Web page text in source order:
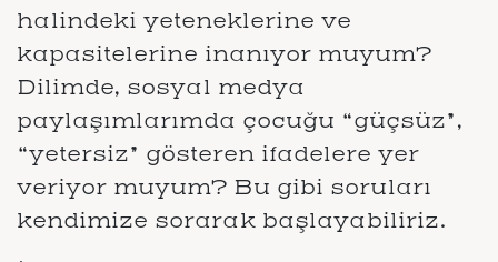
halindeki yeteneklerine ve
kapasitelerine inanıyor muyum?
Dilimde, sosyal medya
paylaşımlarımda çocuğu “güçsüz”,
“yetersiz” gösteren ifadelere yer
veriyor muyum? Bu gibi soruları
kendimize sorarak başlayabiliriz.